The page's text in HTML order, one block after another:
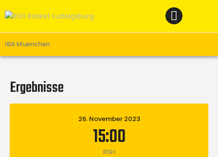
IBA MuenchenVerein
Teams M
Unterstützen
Ergebnisse
26. November 2023
15:00
RSH